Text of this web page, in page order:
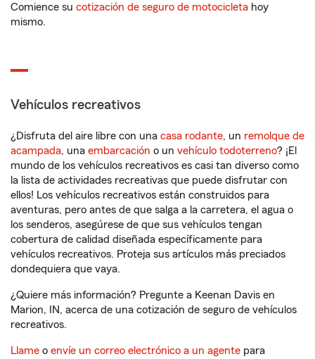
Comience su cotización de seguro de motocicleta hoy
mismo.
Vehículos recreativos
¿Disfruta del aire libre con una casa rodante, un remolque de
acampada, una embarcación o un vehículo todoterreno? ¡El
mundo de los vehículos recreativos es casi tan diverso como
la lista de actividades recreativas que puede disfrutar con
ellos! Los vehículos recreativos están construidos para
aventuras, pero antes de que salga a la carretera, el agua o
los senderos, asegúrese de que sus vehículos tengan
cobertura de calidad diseñada específicamente para
vehículos recreativos. Proteja sus artículos más preciados
dondequiera que vaya.
¿Quiere más información? Pregunte a Keenan Davis en
Marion, IN, acerca de una cotización de seguro de vehículos
recreativos.
Llame o envíe un correo electrónico a un agente para